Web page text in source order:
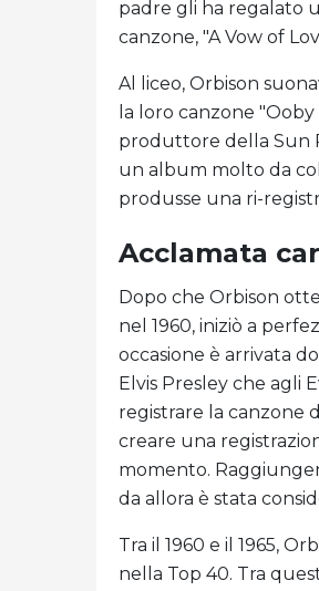
padre gli ha regalato
canzone, "A Vow of
Al liceo, Orbison
la loro canzone
produttore della Sun
un album molto da
produsse una ri-
Acclamata
Dopo che Orbison
nel 1960, iniziò a
occasione è arrivata
Elvis Presley che agli
registrare la canzone
creare una
momento.
da allora è stata
Tra il 1960 e il 1965,
nella Top 40. Tra